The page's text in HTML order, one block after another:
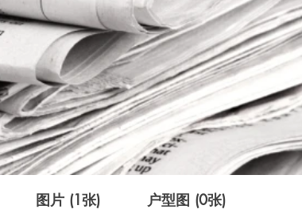
图片 (1张) 户型图 (0张)